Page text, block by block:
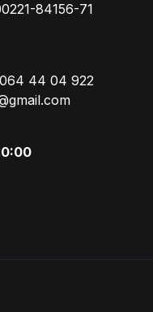
84156-71
44 04 922